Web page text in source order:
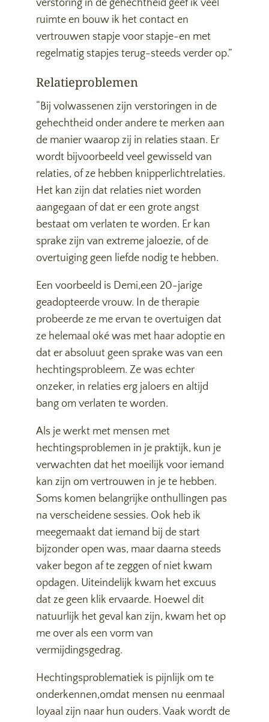
verstoring in de gehechtheid geef ik veel
ruimte en bouw ik het contact en
vertrouwen stapje voor stapje-en met
regelmatig stapjes terug-steeds verder op.”
Relatieproblemen
“Bij volwassenen zijn verstoringen in de
gehechtheid onder andere te merken aan
de manier waarop zij in relaties staan. Er
wordt bijvoorbeeld veel gewisseld van
relaties, of ze hebben knipperlichtrelaties.
Het kan zijn dat relaties niet worden
aangegaan of dat er een grote angst
bestaat om verlaten te worden. Er kan
sprake zijn van extreme jaloezie, of de
overtuiging geen liefde nodig te hebben.
Een voorbeeld is Demi,een 20-jarige
geadopteerde vrouw. In de therapie
probeerde ze me ervan te overtuigen dat
ze helemaal oké was met haar adoptie en
dat er absoluut geen sprake was van een
hechtingsprobleem. Ze was echter
onzeker, in relaties erg jaloers en altijd
bang om verlaten te worden.
Als je werkt met mensen met
hechtingsproblemen in je praktijk, kun je
verwachten dat het moeilijk voor iemand
kan zijn om vertrouwen in je te hebben.
Soms komen belangrijke onthullingen pas
na verscheidene sessies. Ook heb ik
meegemaakt dat iemand bij de start
bijzonder open was, maar daarna steeds
vaker begon af te zeggen of niet kwam
opdagen. Uiteindelijk kwam het excuus
dat ze geen klik ervaarde. Hoewel dit
natuurlijk het geval kan zijn, kwam het op
me over als een vorm van
vermijdingsgedrag.
Hechtingsproblematiek is pijnlijk om te
onderkennen,omdat mensen nu eenmaal
loyaal zijn naar hun ouders. Vaak wordt de